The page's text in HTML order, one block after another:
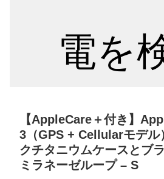
電を
【AppleCare＋付き】
3（GPS + Cellularモデル
クチタニウムケースとブ
ミラネーゼループ – S